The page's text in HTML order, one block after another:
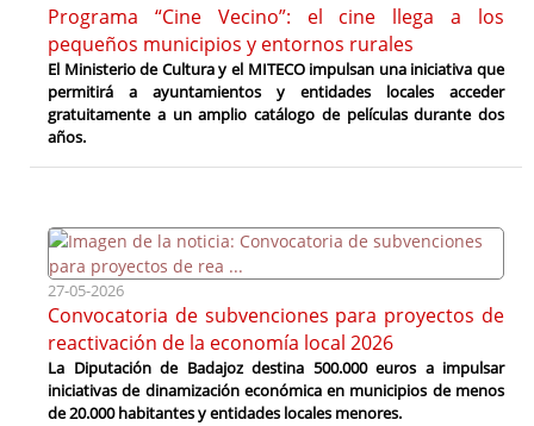
Programa “Cine Vecino”: el cine llega a los
pequeños municipios y entornos rurales
El Ministerio de Cultura y el MITECO impulsan una iniciativa que
permitirá a ayuntamientos y entidades locales acceder
gratuitamente a un amplio catálogo de películas durante dos
años.
27-05-2026
Convocatoria de subvenciones para proyectos de
reactivación de la economía local 2026
La Diputación de Badajoz destina 500.000 euros a impulsar
iniciativas de dinamización económica en municipios de menos
de 20.000 habitantes y entidades locales menores.